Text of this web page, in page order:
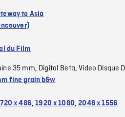
to Asia
du Film
35 mm, Digital Beta,Video Disque
fine grain b&w
720 x 486,1920 x 1080,2048 x 1556